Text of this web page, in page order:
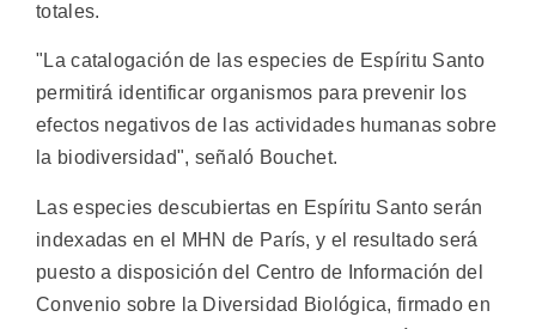
totales.
"La catalogación de las especies de Espíritu Santo
permitirá identificar organismos para prevenir los
efectos negativos de las actividades humanas sobre
la biodiversidad", señaló Bouchet.
Las especies descubiertas en Espíritu Santo serán
indexadas en el MHN de París, y el resultado será
puesto a disposición del Centro de Información del
Convenio sobre la Diversidad Biológica, firmado en